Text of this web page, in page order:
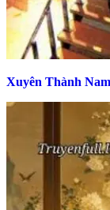
Xuyên Thành